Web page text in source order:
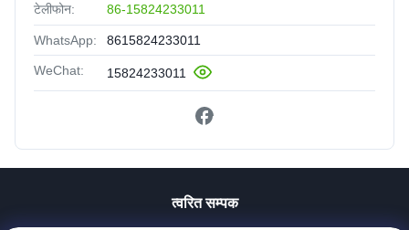
टेलीफोन: 86-15824233011
WhatsApp: 8615824233011
WeChat: 15824233011
त्वरित सम्पक